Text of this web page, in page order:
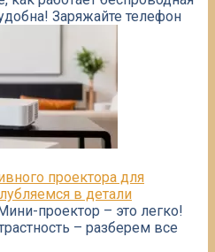
Заряжайте телефон
проектора для
в детали
проектор – это легко!
– разберем все